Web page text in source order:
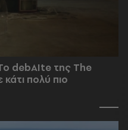
debAIte της The
πολύ πιο